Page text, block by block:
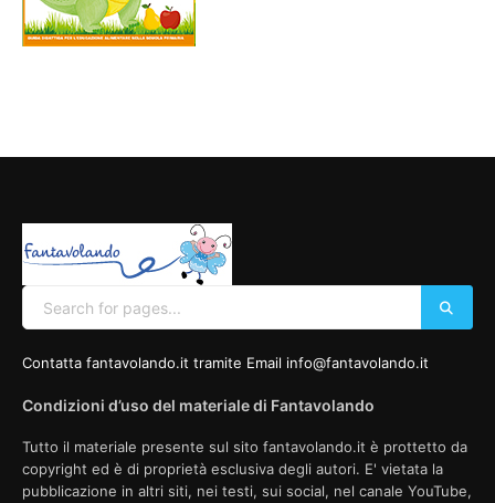
Contatta fantavolando.it tramite Email info@fantavolando.it
Condizioni d’uso del materiale di Fantavolando
Tutto il materiale presente sul sito fantavolando.it è prottetto da
copyright ed è di proprietà esclusiva degli autori. E' vietata la
pubblicazione in altri siti, nei testi, sui social, nel canale YouTube,